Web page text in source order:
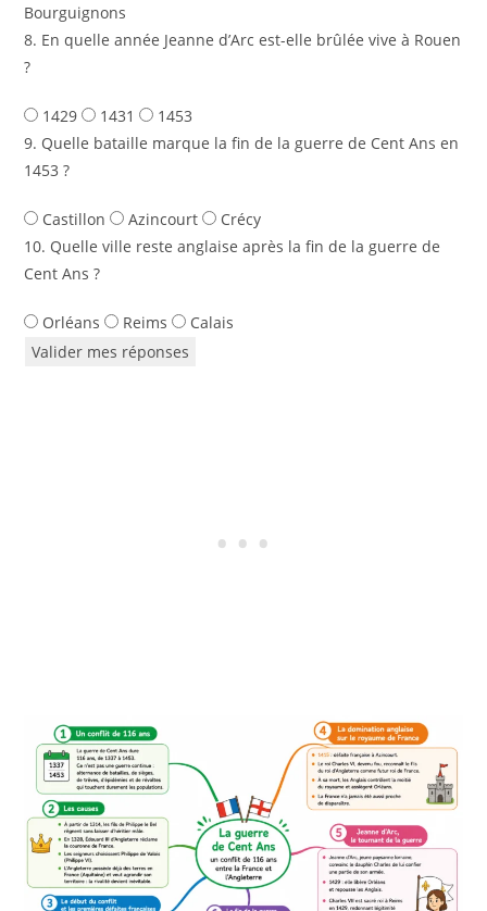
Bourguignons
8. En quelle année Jeanne d’Arc est-elle brûlée vive à Rouen
?
1429 1431
1453
9. Quelle bataille marque la fin de la guerre de Cent Ans en
1453 ?
Castillon Azincourt
Crécy
10. Quelle ville reste anglaise après la fin de la guerre de
Cent Ans ?
Orléans Reims
Calais
Valider mes réponses